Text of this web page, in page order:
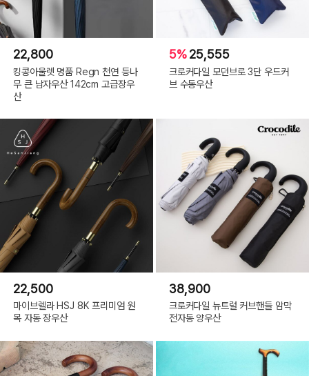
22,800
킹콩아울렛 명품 Regn 천연 등나
무 큰 남자우산 142cm 고급장우
산
5%25,555
크로커다일 모던브로 3단 우드커
브 수동우산
22,500
마이브렐라 HSJ 8K 프리미엄 원
목 자동 장우산
38,900
크로커다일 뉴트럴 커브핸들 암막
전자동 양우산